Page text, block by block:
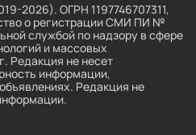
2026). ОГРН 1197746707311,
о регистрации СМИ ПИ №
службой по надзору в сфере
и массовых
Редакция не несет
информации,
Редакция не